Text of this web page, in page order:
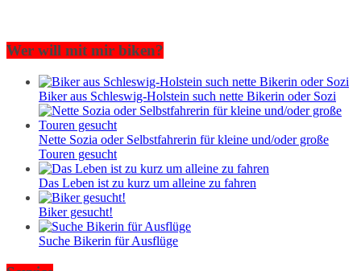
Wer will mit mir biken?
Biker aus Schleswig-Holstein such nette Bikerin oder Sozi
Nette Sozia oder Selbstfahrerin für kleine und/oder große
Touren gesucht
Das Leben ist zu kurz um alleine zu fahren
Biker gesucht!
Suche Bikerin für Ausflüge